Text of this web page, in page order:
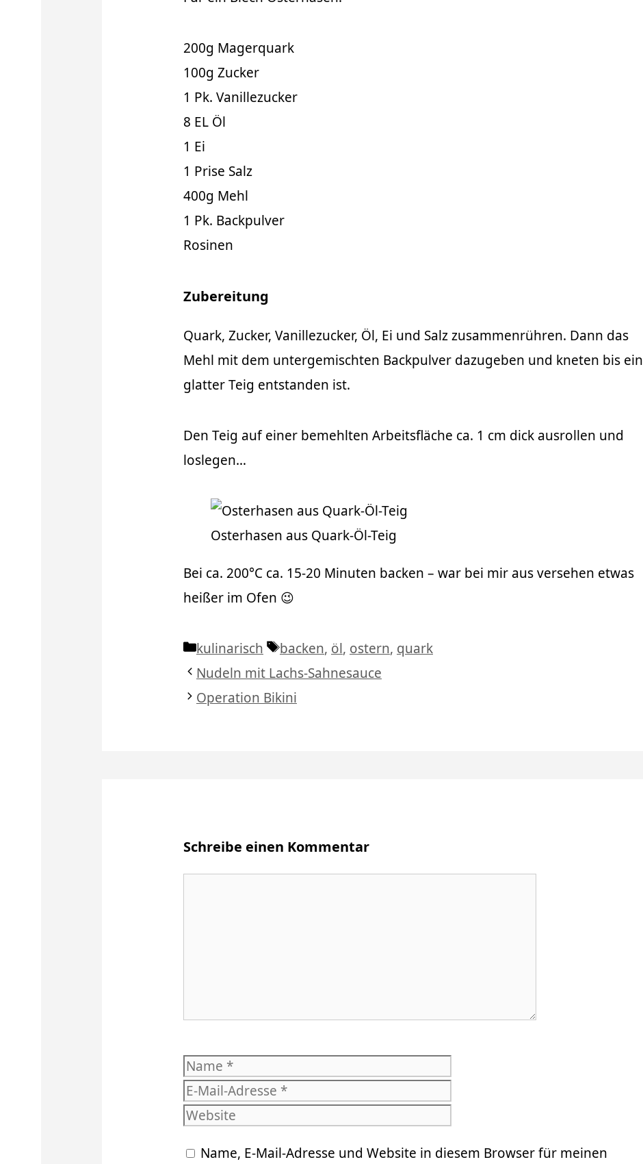
200g Magerquark
100g Zucker
1 Pk. Vanillezucker
8 EL Öl
1 Ei
1 Prise Salz
400g Mehl
1 Pk. Backpulver
Rosinen
Zubereitung
Quark, Zucker, Vanillezucker, Öl, Ei und Salz zusammenrühren. Dann das
Mehl mit dem untergemischten Backpulver dazugeben und kneten bis ein
glatter Teig entstanden ist.
Den Teig auf einer bemehlten Arbeitsfläche ca. 1 cm dick ausrollen und
loslegen…
Osterhasen aus Quark-Öl-Teig
Bei ca. 200°C ca. 15-20 Minuten backen – war bei mir aus versehen etwas
heißer im Ofen 😉
Kategorien
kulinarisch Schlagwörter
backen, öl, ostern, quark
Nudeln mit Lachs-Sahnesauce
Operation Bikini
Schreibe einen Kommentar
Name
Name, E-Mail-Adresse und Website in diesem Browser für meinen